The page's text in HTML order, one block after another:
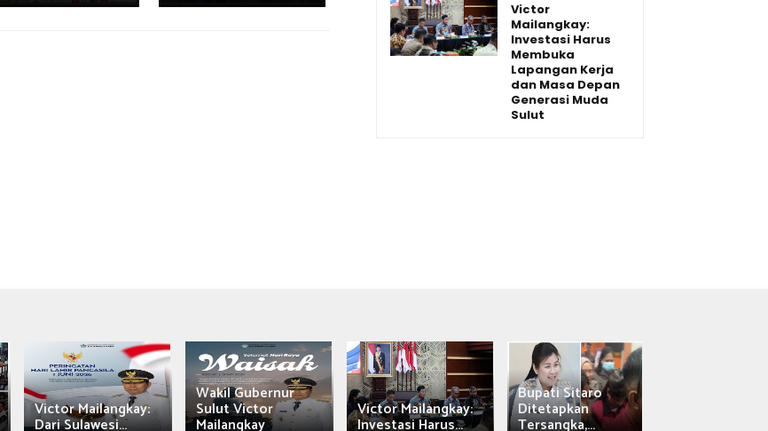
Victor
Mailangkay:
Investasi Harus
Membuka
Lapangan Kerja
dan Masa Depan
Generasi Muda
Sulut
Victor Mailangkay:
Dari Sulawesi...
Wakil Gubernur
Sulut Victor
Mailangkay
Victor Mailangkay:
Investasi Harus...
Bupati Sitaro
Ditetapkan
Tersangka,...